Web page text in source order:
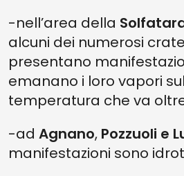
-nell’area della
alcuni dei numerosi
presentano
emanano i loro vapori
temperatura che va oltre
-ad Agnano, Pozzuoli e
manifestazioni sono